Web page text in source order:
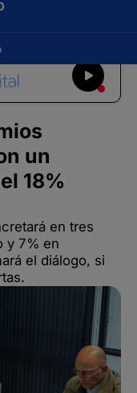
un
18%
en tres
y 7% en
el diálogo, si